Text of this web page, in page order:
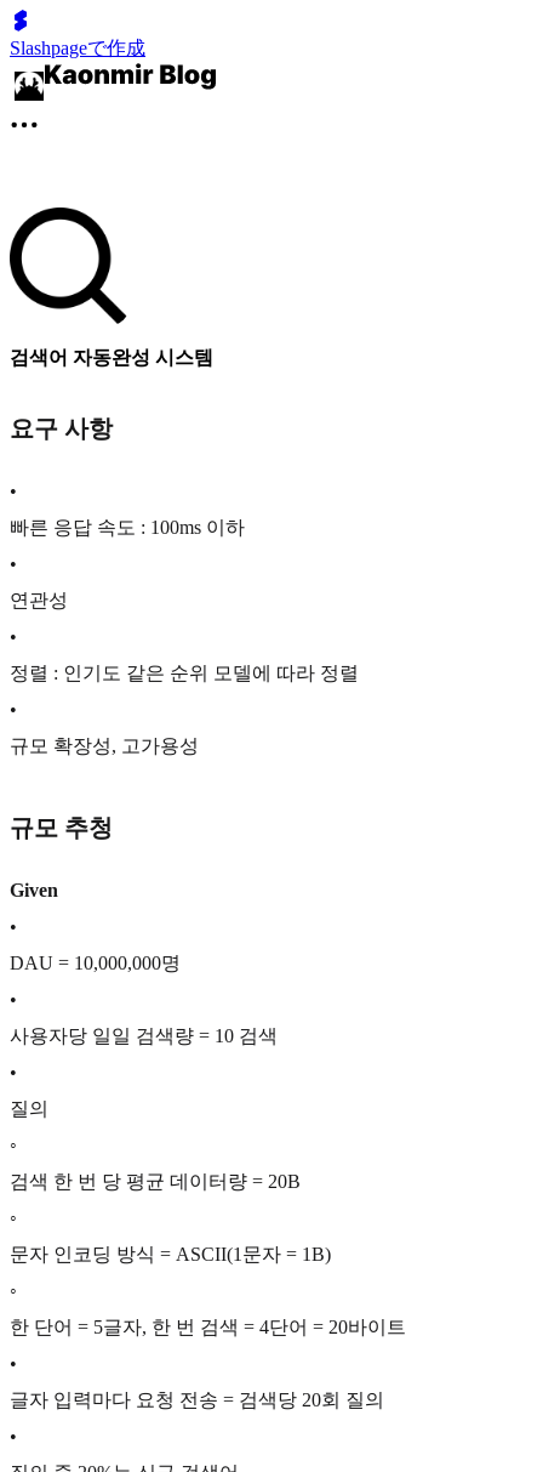
Slashpageで作成
검색어 자동완성 시스템
요구 사항
•
빠른 응답 속도 : 100ms 이하
•
연관성
•
정렬 : 인기도 같은 순위 모델에 따라 정렬
•
규모 확장성, 고가용성
규모 추청
Given
•
DAU = 10,000,000명
•
사용자당 일일 검색량 = 10 검색
•
질의
◦
검색 한 번 당 평균 데이터량 = 20B
◦
문자 인코딩 방식 = ASCII(1문자 = 1B)
◦
한 단어 = 5글자, 한 번 검색 = 4단어 = 20바이트
•
글자 입력마다 요청 전송 = 검색당 20회 질의
•